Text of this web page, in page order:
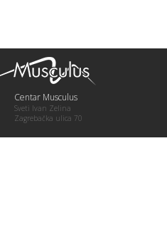
Centar Musculus
Sveti Ivan Zelina
Zagrebačka ulica 70